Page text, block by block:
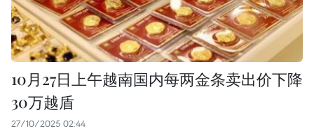
10月27日上午越南国内每两金条卖出价下降
30万越盾
27/10/2025 02:44